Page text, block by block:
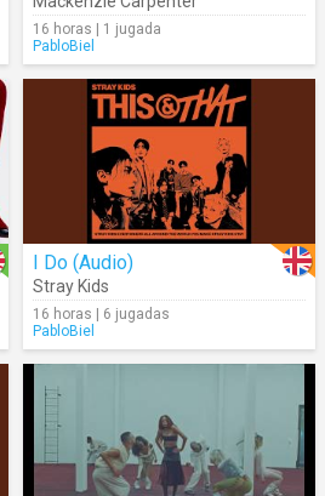
16 horas | 1 jugada
PabloBiel
I Do (Audio)
Stray Kids
16 horas | 6 jugadas
PabloBiel